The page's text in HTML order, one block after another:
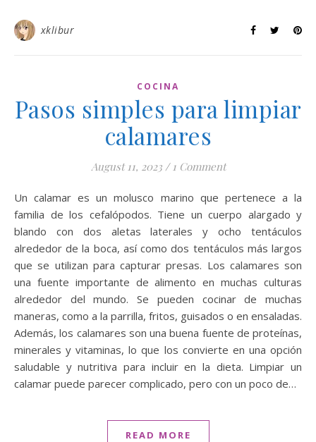
xklibur
COCINA
Pasos simples para limpiar
calamares
August 11, 2023 / 1 Comment
Un calamar es un molusco marino que pertenece a la
familia de los cefalópodos. Tiene un cuerpo alargado y
blando con dos aletas laterales y ocho tentáculos
alrededor de la boca, así como dos tentáculos más largos
que se utilizan para capturar presas. Los calamares son
una fuente importante de alimento en muchas culturas
alrededor del mundo. Se pueden cocinar de muchas
maneras, como a la parrilla, fritos, guisados o en ensaladas.
Además, los calamares son una buena fuente de proteínas,
minerales y vitaminas, lo que los convierte en una opción
saludable y nutritiva para incluir en la dieta. Limpiar un
calamar puede parecer complicado, pero con un poco de…
READ MORE